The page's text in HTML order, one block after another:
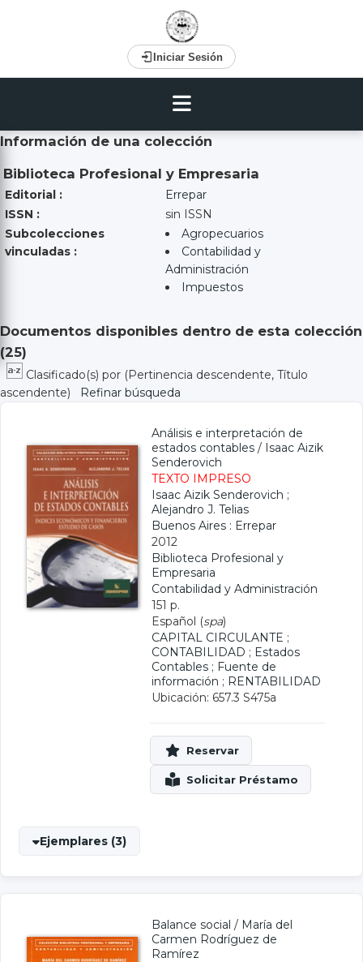
Iniciar Sesión
Información de una colección
Biblioteca Profesional y Empresaria
Editorial :
Errepar
ISSN :
sin ISSN
Subcolecciones
vinculadas :
Agropecuarios
Contabilidad y
Administración
Impuestos
Documentos disponibles dentro de esta colección
(25)
Clasificado(s) por (Pertinencia descendente, Título
ascendente)
Refinar búsqueda
Análisis e interpretación de
estados contables / Isaac Aizik
Senderovich
TEXTO IMPRESO
Isaac Aizik Senderovich ;
Alejandro J. Telias
Buenos Aires : Errepar
2012
Biblioteca Profesional y
Empresaria
Contabilidad y Administración
151 p.
Español (spa)
CAPITAL CIRCULANTE ;
CONTABILIDAD ; Estados
Contables ; Fuente de
información ; RENTABILIDAD
Ubicación: 657.3 S475a
Ejemplares (3)
Balance social / María del
Carmen Rodríguez de
Ramírez